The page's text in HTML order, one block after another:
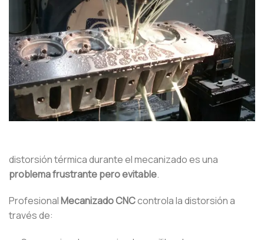
distorsión térmica durante el mecanizado es una
problema frustrante pero evitable.
ProfesionalMecanizado CNCcontrola la distorsión a
través de: